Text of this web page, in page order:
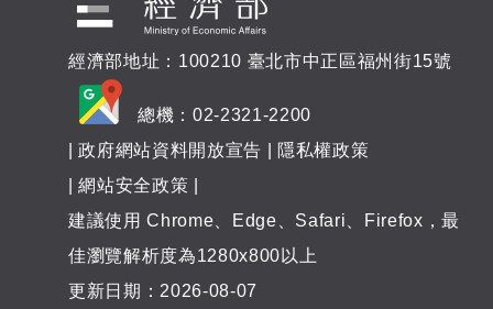
經濟部地址：100210 臺北市中正區福州街15號
總機：02-2321-2200
|政府網站資料開放宣告
隱私權政策
|網站安全政策
建議使用 Chrome、Edge、Safari、Firefox，最
佳瀏覽解析度為1280x800以上
更新日期：2026-08-07